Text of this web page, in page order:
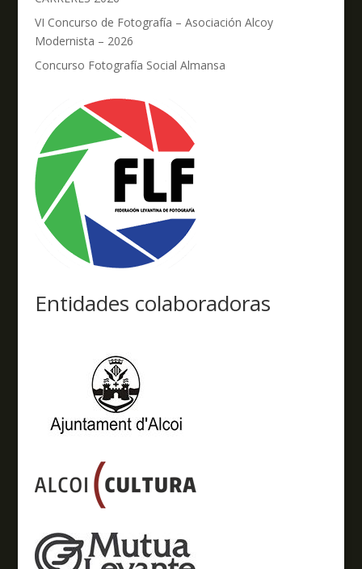
VI Concurso de Fotografía – Asociación Alcoy
Modernista – 2026
Concurso Fotografía Social Almansa
Entidades colaboradoras